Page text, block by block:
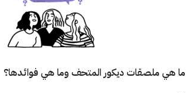
ما هي ملصقات ديكور المتحف وما هي فوائدها؟